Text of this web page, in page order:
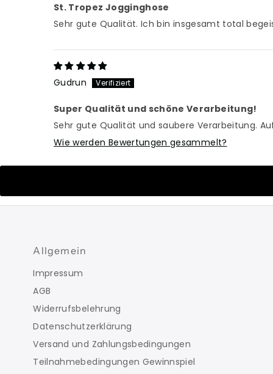
St. Tropez Jogginghose
Sehr gute Qualität. Ich bin insgesamt total
Gudrun
Super Qualität und schöne Verarbeitung!
Sehr gute Qualität und saubere Verarbeitung.
Wie werden Bewertungen gesammelt?
Allgemein
Impressum
AGB
Widerrufsbelehrung
Datenschutzerklärung
Versand und Zahlungsbedingungen
Teilnahmebedingungen Gewinnspiel